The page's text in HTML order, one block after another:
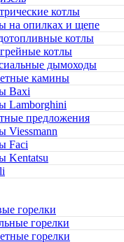
котлы
на опилках и щепе
котлы
котлы
дымоходы
камины
Baxi
Lamborghini
предложения
Viessmann
Faci
Kentatsu
горелки
горелки
горелки